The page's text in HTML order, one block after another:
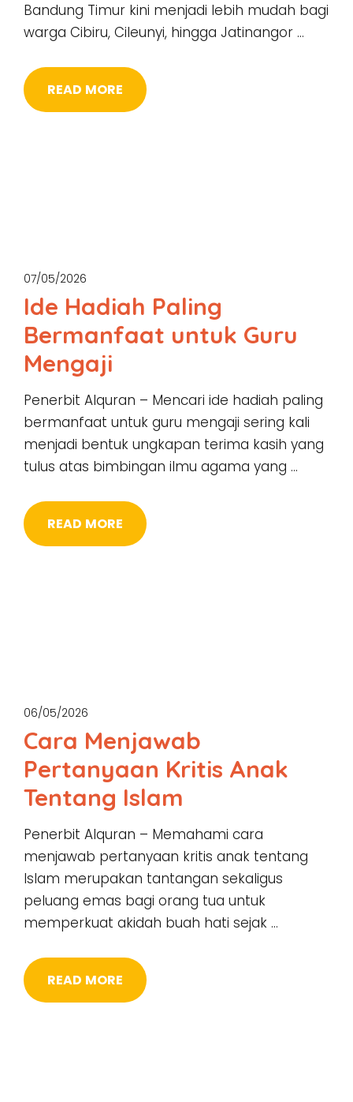
Bandung Timur kini menjadi lebih mudah bagi
warga Cibiru, Cileunyi, hingga Jatinangor …
READ MORE
07/05/2026
Ide Hadiah Paling
Bermanfaat untuk Guru
Mengaji
Penerbit Alquran – Mencari ide hadiah paling
bermanfaat untuk guru mengaji sering kali
menjadi bentuk ungkapan terima kasih yang
tulus atas bimbingan ilmu agama yang …
READ MORE
06/05/2026
Cara Menjawab
Pertanyaan Kritis Anak
Tentang Islam
Penerbit Alquran – Memahami cara
menjawab pertanyaan kritis anak tentang
Islam merupakan tantangan sekaligus
peluang emas bagi orang tua untuk
memperkuat akidah buah hati sejak …
READ MORE